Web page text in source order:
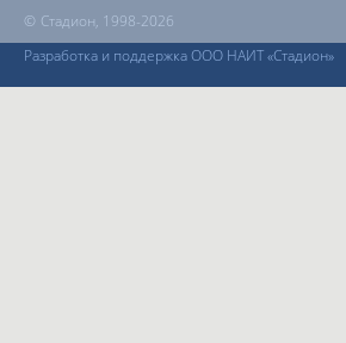
© Стадион, 1998-2026
Разработка и поддержка ООО НАИТ «Стадион»